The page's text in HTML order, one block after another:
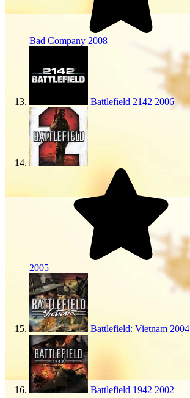
Bad Company 2008
Battlefield 2142 2006
2005
Battlefield: Vietnam 2004
Battlefield 1942 2002